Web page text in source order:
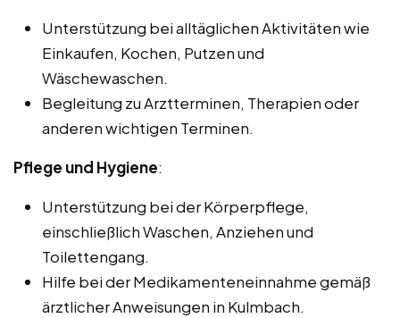
Unterstützung bei alltäglichen Aktivitäten wie
Einkaufen, Kochen, Putzen und
Wäschewaschen.
Begleitung zu Arztterminen, Therapien oder
anderen wichtigen Terminen.
Pflege und Hygiene:
Unterstützung bei der Körperpflege,
einschließlich Waschen, Anziehen und
Toilettengang.
Hilfe bei der Medikamenteneinnahme gemäß
ärztlicher Anweisungen in Kulmbach.